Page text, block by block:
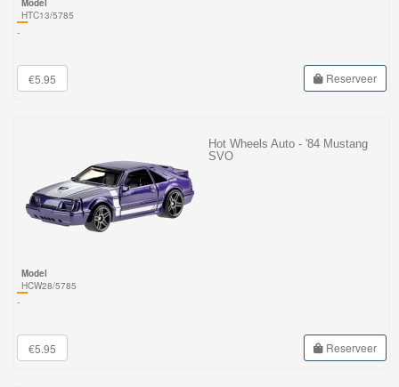
Model
HTC13/5785
-
€5.95 Reserveer
Hot Wheels Auto - '84 Mustang
SVO
Model
HCW28/5785
-
€5.95 Reserveer